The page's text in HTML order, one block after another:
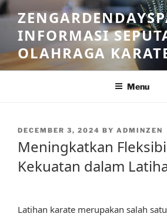
Skip
to
contentINFORMASI
OLAHRAGA
Menu
POSTED
DECEMBER 3, 2024 BY ADMINZEN
Meningkatkan
Kekuatan dalam
Latihan karate merupakan salah